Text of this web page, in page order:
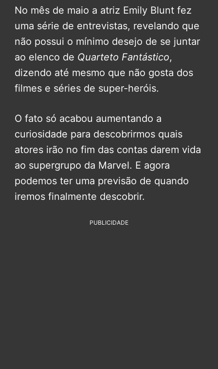
No mês de maio a atriz Emily Blunt fez
uma série de entrevistas, revelando que
não possui o mínimo desejo de se juntar
ao elenco de Quarteto Fantástico,
dizendo até mesmo que não gosta dos
filmes e séries de super-heróis.
O fato só acabou aumentando a
curiosidade para descobrirmos quais
atores irão no fim das contas darem vida
ao supergrupo da Marvel. E agora
podemos ter uma previsão de quando
iremos finalmente descobrir.
PUBLICIDADE